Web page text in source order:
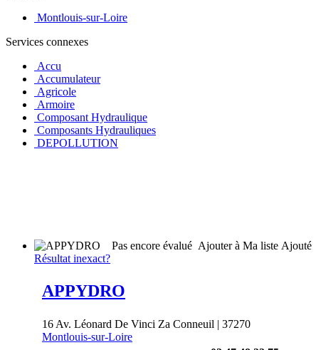
Montlouis-sur-Loire
Services connexes
Accu
Accumulateur
Agricole
Armoire
Composant Hydraulique
Composants Hydrauliques
DEPOLLUTION
Pas encore évalué Ajouter à Ma liste Ajouté
Résultat inexact?
APPYDRO
16 Av. Léonard De Vinci Za Conneuil | 37270
Montlouis-sur-Loire